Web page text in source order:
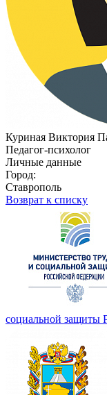
Куриная Виктория
Педагог-психолог
Личные данные
Город:
Ставрополь
Возврат к списку
социальной защиты